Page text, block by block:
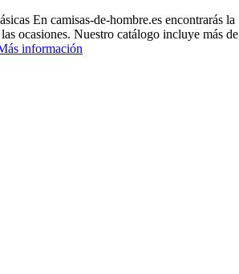
En camisas-de-hombre.es encontrarás la
ocasiones. Nuestro catálogo incluye más de
información